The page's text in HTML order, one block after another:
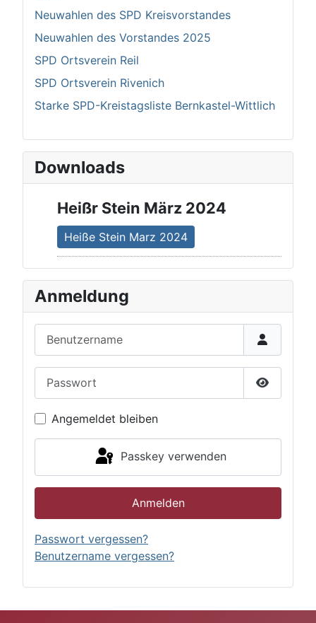
Neuwahlen des SPD Kreisvorstandes
Neuwahlen des Vorstandes 2025
SPD Ortsverein Reil
SPD Ortsverein Rivenich
Starke SPD-Kreistagsliste Bernkastel-Wittlich
Downloads
Heißr Stein März 2024
Heiße Stein Marz 2024
Anmeldung
Passwort
Angemeldet bleiben
Passkey verwenden
Anmelden
Passwort vergessen?
Benutzername vergessen?